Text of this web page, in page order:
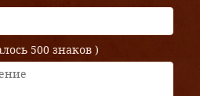
500 знаков )